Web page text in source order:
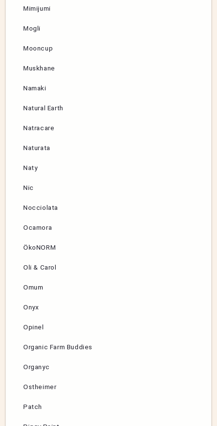
Mimijumi
Mogli
Mooncup
Muskhane
Namaki
Natural Earth
Natracare
Naturata
Naty
Nic
Nocciolata
Ocamora
ÖkoNORM
Oli & Carol
Omum
Onyx
Opinel
Organic Farm Buddies
Organyc
Ostheimer
Patch